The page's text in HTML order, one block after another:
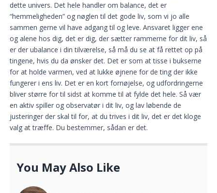
dette univers. Det hele handler om balance, det er
“hemmeligheden” og nøglen til det gode liv, som vi jo alle
sammen gerne vil have adgang til og leve. Ansvaret ligger ene
og alene hos dig, det er dig, der sætter rammerne for dit liv, så
er der ubalance i din tilværelse, så må du se at få rettet op på
tingene, hvis du da ønsker det. Det er som at tisse i bukserne
for at holde varmen, ved at lukke øjnene for de ting der ikke
fungerer i ens liv. Det er en kort fornøjelse, og udfordringerne
bliver større for til sidst at komme til at fylde det hele. Så vær
en aktiv spiller og observatør i dit liv, og lav løbende de
justeringer der skal til for, at du trives i dit liv, det er det kloge
valg at træffe. Du bestemmer, sådan er det.
You May Also Like